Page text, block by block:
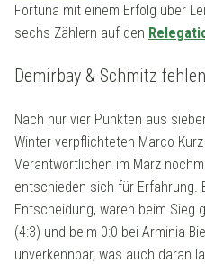
Fortuna mit einem Erfolg über
sechs Zählern auf den
Demirbay & Schmitz fehlen
Nach nur vier Punkten aus
Winter verpflichteten Marco
Verantwortlichen im März
entschieden sich für Erfahrung.
Entscheidung, waren beim Sieg
(4:3) und beim 0:0 bei Arminia
unverkennbar, was auch daran